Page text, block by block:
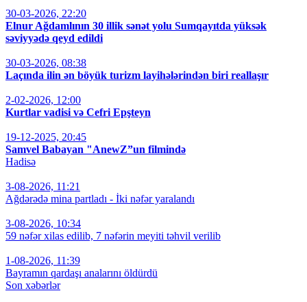
30-03-2026, 22:20
Elnur Ağdamlının 30 illik sənət yolu Sumqayıtda yüksək
səviyyədə qeyd edildi
30-03-2026, 08:38
Laçında ilin ən böyük turizm layihələrindən biri reallaşır
2-02-2026, 12:00
Kurtlar vadisi və Cefri Epşteyn
19-12-2025, 20:45
Samvel Babayan "AnewZ”un filmində
Hadisə
3-08-2026, 11:21
Ağdərədə mina partladı - İki nəfər yaralandı
3-08-2026, 10:34
59 nəfər xilas edilib, 7 nəfərin meyiti təhvil verilib
1-08-2026, 11:39
Bayramın qardaşı analarını öldürdü
Son xəbərlər